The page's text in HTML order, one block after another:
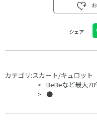
シェア
カテゴリ:スカート/キュロット
BeBeなど最大
●